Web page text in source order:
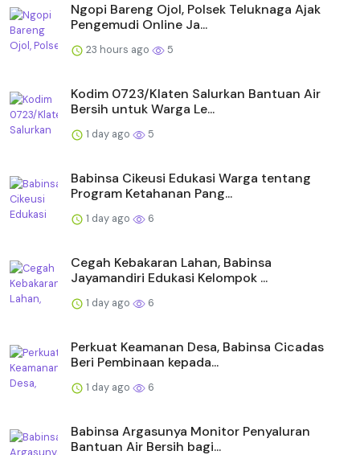
Ngopi Bareng Ojol, Polsek Teluknaga Ajak
Pengemudi Online Ja...
23 hours ago 5
Kodim 0723/Klaten Salurkan Bantuan Air
Bersih untuk Warga Le...
1 day ago 5
Babinsa Cikeusi Edukasi Warga tentang
Program Ketahanan Pang...
1 day ago 6
Cegah Kebakaran Lahan, Babinsa
Jayamandiri Edukasi Kelompok ...
1 day ago 6
Perkuat Keamanan Desa, Babinsa Cicadas
Beri Pembinaan kepada...
1 day ago 6
Babinsa Argasunya Monitor Penyaluran
Bantuan Air Bersih bagi...